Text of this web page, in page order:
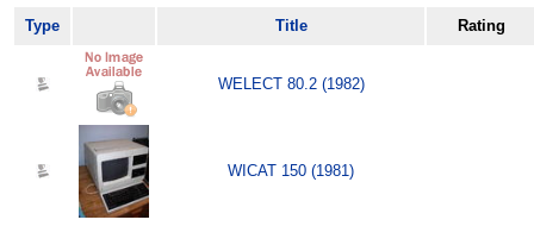
Type Title Rating
WELECT 80.2 (1982)
WICAT 150 (1981)